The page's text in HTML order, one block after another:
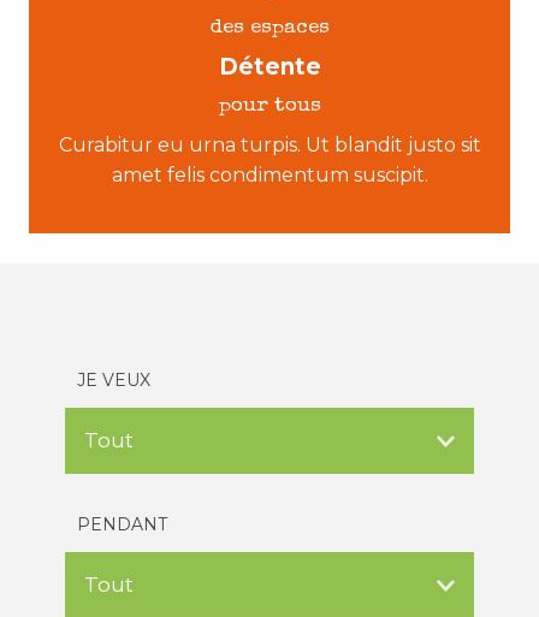
des espaces
Détente
pour tous
Curabitur eu urna turpis. Ut blandit justo sit
amet felis condimentum suscipit.
JE VEUX
PENDANT